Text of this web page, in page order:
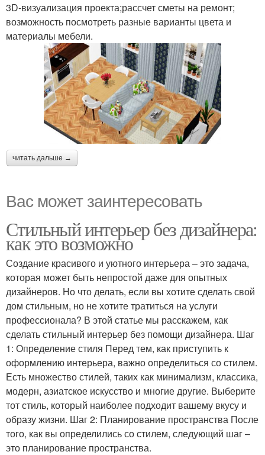
3D-визуализация проекта;рассчет сметы на ремонт;
возможность посмотреть разные варианты цвета и
материалы мебели.
читать дальше →
Вас может заинтересовать
Стильный интерьер без дизайнера:
как это возможно
Создание красивого и уютного интерьера – это задача,
которая может быть непростой даже для опытных
дизайнеров. Но что делать, если вы хотите сделать свой
дом стильным, но не хотите тратиться на услуги
профессионала? В этой статье мы расскажем, как
сделать стильный интерьер без помощи дизайнера. Шаг
1: Определение стиля Перед тем, как приступить к
оформлению интерьера, важно определиться со стилем.
Есть множество стилей, таких как минимализм, классика,
модерн, азиатское искусство и многие другие. Выберите
тот стиль, который наиболее подходит вашему вкусу и
образу жизни. Шаг 2: Планирование пространства После
того, как вы определились со стилем, следующий шаг –
это планирование пространства.